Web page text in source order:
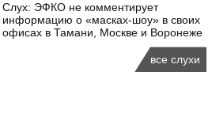
Слух: ЭФКО не комментирует
информацию о «масках-шоу» в своих
офисах в Тамани, Москве и Воронеже
все слухи